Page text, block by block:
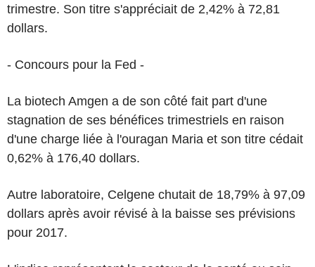
trimestre. Son titre s'appréciait de 2,42% à 72,81
dollars.
- Concours pour la Fed -
La biotech Amgen a de son côté fait part d'une
stagnation de ses bénéfices trimestriels en raison
d'une charge liée à l'ouragan Maria et son titre cédait
0,62% à 176,40 dollars.
Autre laboratoire, Celgene chutait de 18,79% à 97,09
dollars après avoir révisé à la baisse ses prévisions
pour 2017.